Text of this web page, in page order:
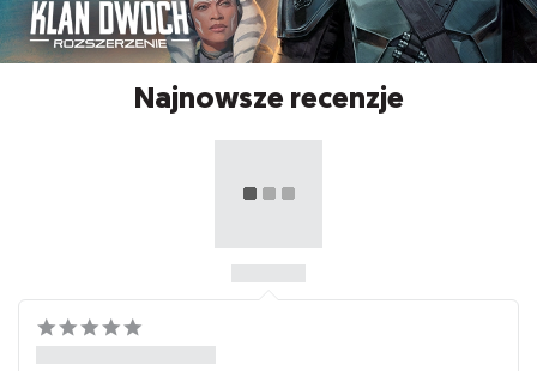
Najnowsze recenzje